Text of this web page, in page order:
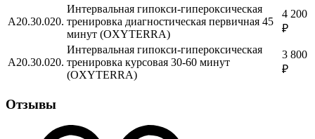
A20.30.020.
Интервальная гипокси-гипероксическая
тренировка диагностическая первичная 45
минут (OXYTERRA)
4 200
₽
A20.30.020.
Интервальная гипокси-гипероксическая
тренировка курсовая 30-60 минут
(OXYTERRA)
3 800
₽
Отзывы